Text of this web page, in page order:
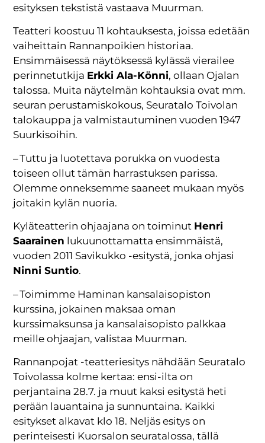
esityksen tekstistä vastaava Muurman.
Teatteri koostuu 11 kohtauksesta, joissa edetään
vaiheittain Rannanpoikien historiaa.
Ensimmäisessä näytöksessä kylässä vierailee
perinnetutkija Erkki Ala-Könni, ollaan Ojalan
talossa. Muita näytelmän kohtauksia ovat mm.
seuran perustamiskokous, Seuratalo Toivolan
talokauppa ja valmistautuminen vuoden 1947
Suurkisoihin.
– Tuttu ja luotettava porukka on vuodesta
toiseen ollut tämän harrastuksen parissa.
Olemme onneksemme saaneet mukaan myös
joitakin kylän nuoria.
Kyläteatterin ohjaajana on toiminut Henri
Saarainen lukuunottamatta ensimmäistä,
vuoden 2011 Savikukko -esitystä, jonka ohjasi
Ninni Suntio.
– Toimimme Haminan kansalaisopiston
kurssina, jokainen maksaa oman
kurssimaksunsa ja kansalaisopisto palkkaa
meille ohjaajan, valistaa Muurman.
Rannanpojat -teatteriesitys nähdään Seuratalo
Toivolassa kolme kertaa: ensi-ilta on
perjantaina 28.7. ja muut kaksi esitystä heti
perään lauantaina ja sunnuntaina. Kaikki
esitykset alkavat klo 18. Neljäs esitys on
perinteisesti Kuorsalon seuratalossa, tällä